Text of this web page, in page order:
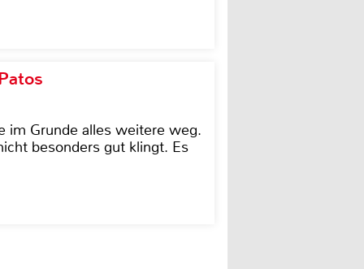
im Grunde alles weitere weg.
besonders gut klingt. Es